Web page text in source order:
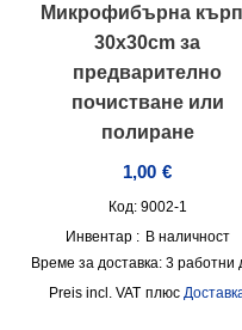
Микрофибърна
30x30cm за
предварително
почистване или
полиране
1,00 €
Код: 9002-1
Инвентар : В наличност
Време за доставка: 3 работни
incl. VAT плюс